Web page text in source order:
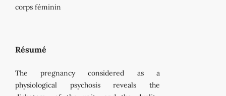
corps féminin
Résumé
The pregnancy considered as a
physiological psychosis reveals the